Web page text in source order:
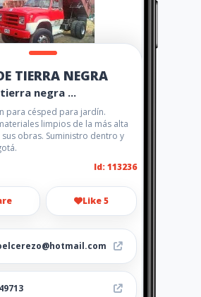
TIERRA NEGRA
negra ...
para césped para jardín.
limpios de la más alta
obras. Suministro dentro y
Id: 113236
Like 5